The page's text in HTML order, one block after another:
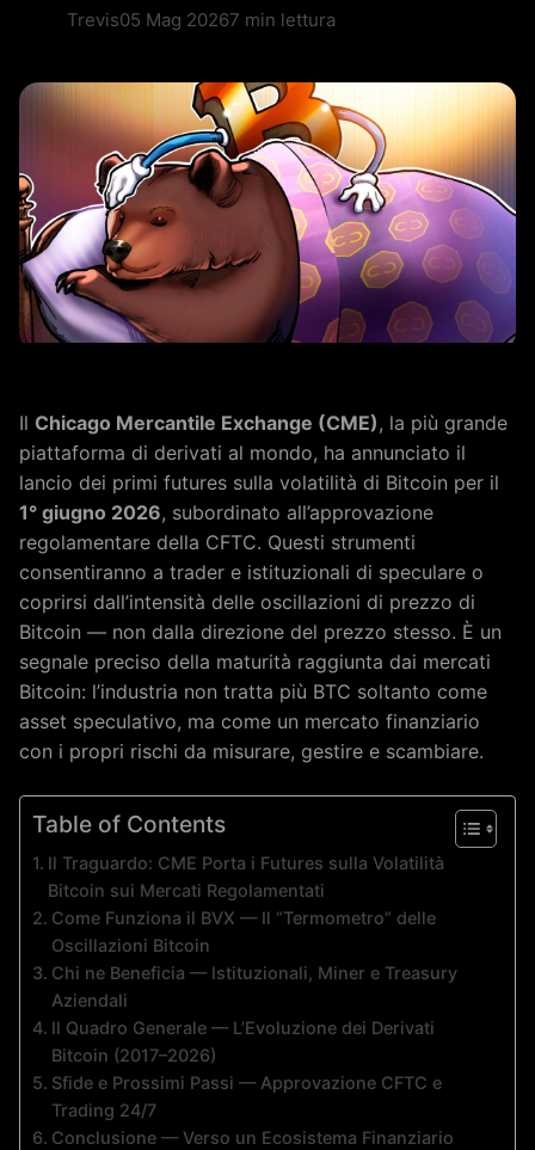
Trevis05 Mag 20267 min lettura
Il Chicago Mercantile Exchange (CME), la più grande
piattaforma di derivati al mondo, ha annunciato il
lancio dei primi futures sulla volatilità di Bitcoin per il
1° giugno 2026, subordinato all’approvazione
regolamentare della CFTC. Questi strumenti
consentiranno a trader e istituzionali di speculare o
coprirsi dall’intensità delle oscillazioni di prezzo di
Bitcoin — non dalla direzione del prezzo stesso. È un
segnale preciso della maturità raggiunta dai mercati
Bitcoin: l’industria non tratta più BTC soltanto come
asset speculativo, ma come un mercato finanziario
con i propri rischi da misurare, gestire e scambiare.
Table of Contents
Il Traguardo: CME Porta i Futures sulla Volatilità
Bitcoin sui Mercati Regolamentati
Come Funziona il BVX — Il “Termometro” delle
Oscillazioni Bitcoin
Chi ne Beneficia — Istituzionali, Miner e Treasury
Aziendali
Il Quadro Generale — L’Evoluzione dei Derivati
Bitcoin (2017–2026)
Sfide e Prossimi Passi — Approvazione CFTC e
Trading 24/7
Conclusione — Verso un Ecosistema Finanziario